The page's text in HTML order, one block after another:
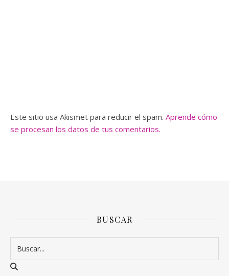
Este sitio usa Akismet para reducir el spam. Aprende cómo
se procesan los datos de tus comentarios.
BUSCAR